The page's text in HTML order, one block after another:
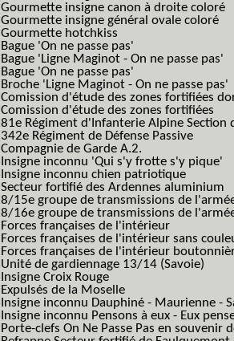
Gourmette insigne canon à droite coloré
Gourmette insigne général ovale coloré
Gourmette hotchkiss
Bague 'On ne passe pas'
Bague 'Ligne Maginot - On ne passe pas'
Bague 'On ne passe pas'
Broche 'Ligne Maginot - On ne passe pas'
Comission d'étude des zones fortifiées
Comission d'étude des zones fortifiées
81e Régiment d'Infanterie Alpine Section
342e Régiment de Défense Passive
Compagnie de Garde A.2.
Insigne inconnu 'Qui s'y frotte s'y pique'
Insigne inconnu chien patriotique
Secteur fortifié des Ardennes aluminium
8/15e groupe de transmissions de
8/16e groupe de transmissions de
Forces françaises de l'intérieur
Forces françaises de l'intérieur sans
Forces françaises de l'intérieur
Unité de gardiennage 13/14 (Savoie)
Insigne Croix Rouge
Expulsés de la Moselle
Insigne inconnu Dauphiné - Maurienne -
Insigne inconnu Pensons à eux - Eux
Porte-clefs On Ne Passe Pas en souvenir